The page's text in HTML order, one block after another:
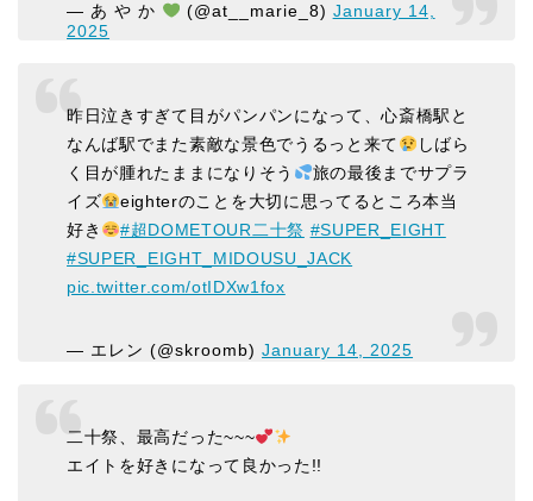
— あ や か (@at__marie_8) January 14,
2025
昨日泣きすぎて目がパンパンになって、心斎橋駅と
なんば駅でまた素敵な景色でうるっと来て
しばら
く目が腫れたままになりそう
旅の最後までサプラ
イズ
eighterのことを大切に思ってるところ本当
好き
#超DOMETOUR二十祭 #SUPER_EIGHT
#SUPER_EIGHT_MIDOUSU_JACK
pic.twitter.com/otIDXw1fox
— エレン (@skroomb)January 14, 2025
二十祭、最高だった~~~
エイトを好きになって良かった!!